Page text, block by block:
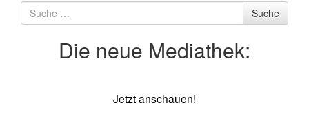
Suche
nach
Suche
Die neue Mediathek:
Jetzt anschauen!